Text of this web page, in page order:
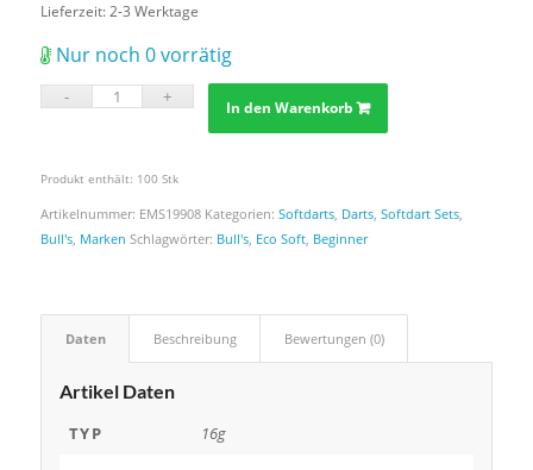
Lieferzeit:2-3 Werktage
Nur noch 0 vorrätig
In den Warenkorb
Produkt enthält: 100 Stk
Artikelnummer: EMS19908 Kategorien: Softdarts, Darts, Softdart Sets,
Bull's, Marken Schlagwörter: Bull's, Eco Soft, Beginner
Daten Beschreibung Bewertungen (0)
Artikel Daten
TYP
16g